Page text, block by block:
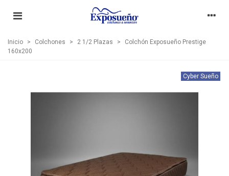
Inicio > Colchones > 2 1/2 Plazas >
Colchón Exposueño Prestige
160x200
Cyber Sueño